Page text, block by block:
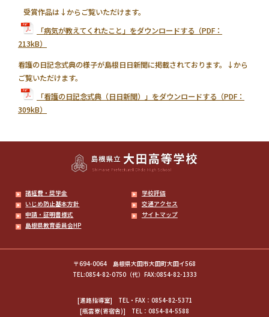
受賞作品は↓からご覧いただけます。
「病気が教えてくれたこと」をダウンロードする（PDF：
213kB）
看護の日記念式典の様子が島根日日新聞に掲載されております。↓から
ご覧いただけます。
「看護の日記念式典（日日新聞）」をダウンロードする（PDF：
309kB）
諸経費・奨学金
学校評価
いじめ防止基本方針
交通アクセス
申請・証明書様式
サイトマップ
島根県教育委員会HP
〒694-0064 島根県大田市大田町大田イ568
TEL:0854-82-0750（代）FAX:0854-82-1333
[進路指導室]
TEL・FAX：0854-82-5371
[瓶雲寮(寄宿舎)]
TEL：0854-84-5588